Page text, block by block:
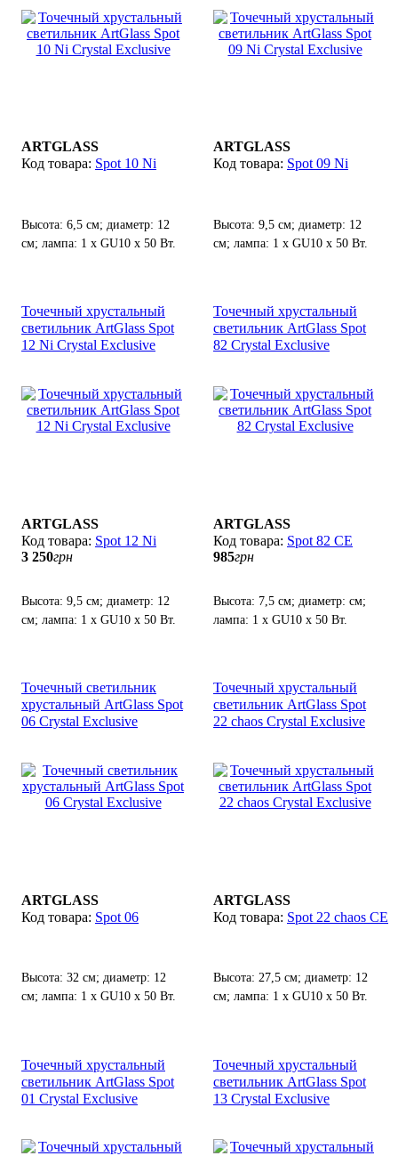
ARTGLASS
Spot 10 Ni
Высота: 6,5 см; диаметр: 12
см; лампа: 1 х GU10 х 50 Вт.
ARTGLASS
Spot 09 Ni
Высота: 9,5 см; диаметр: 12
см; лампа: 1 х GU10 х 50 Вт.
Точечный хрустальный
светильник ArtGlass Spot
12 Ni Crystal Exclusive
ARTGLASS
Spot 12 Ni
3 250грн
Высота: 9,5 см; диаметр: 12
см; лампа: 1 х GU10 х 50 Вт.
Точечный хрустальный
светильник ArtGlass Spot
82 Crystal Exclusive
ARTGLASS
Spot 82 CE
985грн
Высота: 7,5 см; диаметр: см;
лампа: 1 х GU10 х 50 Вт.
Точечный светильник
хрустальный ArtGlass Spot
06 Crystal Exclusive
ARTGLASS
Spot 06
Высота: 32 см; диаметр: 12
см; лампа: 1 х GU10 х 50 Вт.
Точечный хрустальный
светильник ArtGlass Spot
22 chaos Crystal Exclusive
ARTGLASS
Spot 22 chaos CE
Высота: 27,5 см; диаметр: 12
см; лампа: 1 х GU10 х 50 Вт.
Точечный хрустальный
светильник ArtGlass Spot
01 Сrystal Exclusive
Точечный хрустальный
светильник ArtGlass Spot
13 Crystal Exclusive